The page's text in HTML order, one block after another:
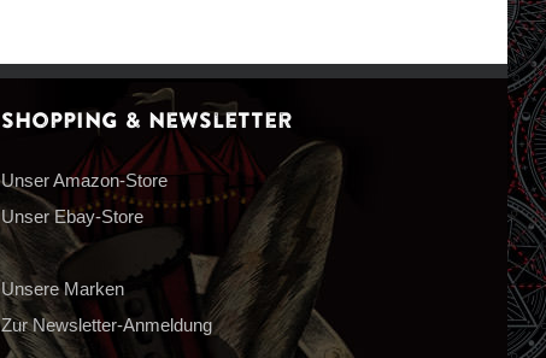
Shopping & Newsletter
Unser Amazon-Store
Unser Ebay-Store
Unsere Marken
Zur Newsletter-Anmeldung